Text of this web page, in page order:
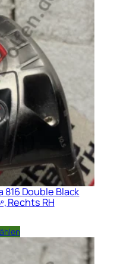
816 Double Black
Rechts RH